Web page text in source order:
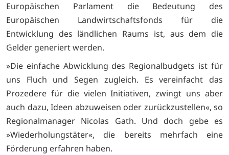
Europäischen Parlament die Bedeutung des
Europäischen Landwirtschaftsfonds für die
Entwicklung des ländlichen Raums ist, aus dem die
Gelder generiert werden.
»Die einfache Abwicklung des Regionalbudgets ist für
uns Fluch und Segen zugleich. Es vereinfacht das
Prozedere für die vielen Initiativen, zwingt uns aber
auch dazu, Ideen abzuweisen oder zurückzustellen«, so
Regionalmanager Nicolas Gath. Und doch gebe es
»Wiederholungstäter«, die bereits mehrfach eine
Förderung erfahren haben.